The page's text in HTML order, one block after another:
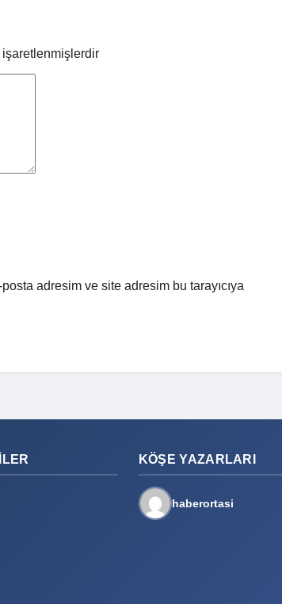
işaretlenmişlerdir
adresim ve site adresim bu tarayıcıya
KÖŞE YAZARLARI
haberortasi